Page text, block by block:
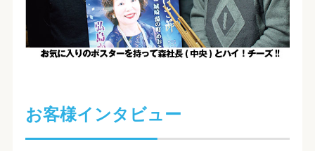
お客様インタビュー